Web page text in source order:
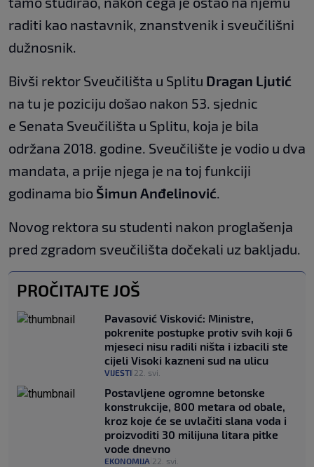
raditi kao nastavnik, znanstvenik i sveučilišni
dužnosnik.
​Bivši rektor Sveučilišta u Splitu Dragan Ljutić
na tu je poziciju došao nakon 53. sjednic​
e Senata Sveučilišta u Splitu, ​koja je bila
održana 2018. godine. ​Sveučilište je vodio u dva
mandata, a prije njega je na toj funkciji
godinama bio Šimun Anđelinović.
Novog rektora su studenti nakon proglašenja
pred zgradom sveučilišta dočekali uz bakljadu.
PROČITAJTE JOŠ
Pavasović Visković: Ministre,
pokrenite postupke protiv svih koji 6
mjeseci nisu radili ništa i izbacili ste
cijeli Visoki kazneni sud na ulicu
VIJESTI 22. svi.
Postavljene ogromne betonske
konstrukcije, 800 metara od obale,
kroz koje će se uvlačiti slana voda i
proizvoditi 30 milijuna litara pitke
vode dnevno
EKONOMIJA 22. svi.